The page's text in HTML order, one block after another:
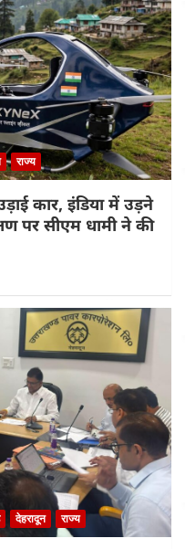
राज्य
कार, इंडिया में उड़ने
पर सीएम धामी ने की
देहरादून राज्य